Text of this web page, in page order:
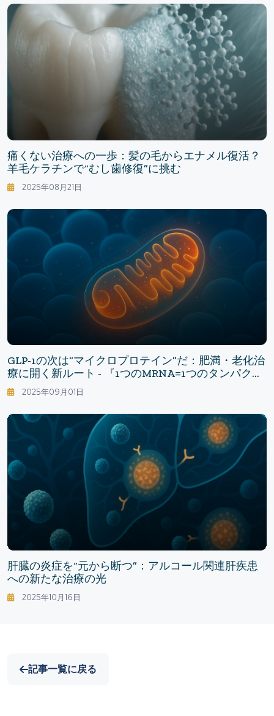
痛くない治療への一歩：髪の毛からエナメル復活？
羊毛ケラチンで“むし歯修復”に挑む
2025年08月21日
GLP-1の次は“マイクロプロテイン”だ：肥満・老化治
療に開く新ルート - 『1つのmRNA=1つのタンパク
質』の常識が崩れる日
2025年09月01日
肝臓の炎症を“元から断つ”：アルコール関連肝疾患
への新たな治療の光
2025年10月16日
記事一覧に戻る